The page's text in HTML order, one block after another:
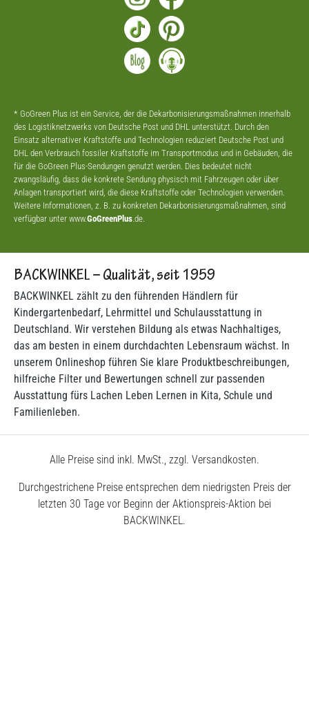
* GoGreen Plus ist ein Service, der die Dekarbonisierungsmaßnahmen innerhalb
des Logistiknetzwerks von Deutsche Post und DHL unterstützt. Durch den
Einsatz alternativer Kraftstoffe und Technologien reduziert Deutsche Post und
DHL den Verbrauch fossiler Kraftstoffe im Transportmodus und in Gebäuden, die
für die GoGreen Plus-Sendungen genutzt werden. Dies bedeutet nicht
zwangsläufig, dass die konkrete Sendung physisch mit Fahrzeugen oder über
Anlagen transportiert wird, die diese Kraftstoffe oder Technologien verwenden.
Weitere Informationen, z. B. zu konkreten Dekarbonisierungsmaßnahmen, sind
verfügbar unter www.GoGreenPlus .de.
BACKWINKEL – Qualität, seit 1959
BACKWINKEL zählt zu den führenden Händlern für
Kindergartenbedarf, Lehrmittel und Schulausstattung in
Deutschland. Wir verstehen Bildung als etwas Nachhaltiges,
das am besten in einem durchdachten Lebensraum wächst. In
unserem Onlineshop führen Sie klare Produktbeschreibungen,
hilfreiche Filter und Bewertungen schnell zur passenden
Ausstattung fürs Lachen Leben Lernen in Kita, Schule und
Familienleben.
Alle Preise sind inkl. MwSt., zzgl. Versandkosten.
Durchgestrichene Preise entsprechen dem niedrigsten Preis der
letzten 30 Tage vor Beginn der Aktionspreis-Aktion bei
BACKWINKEL.